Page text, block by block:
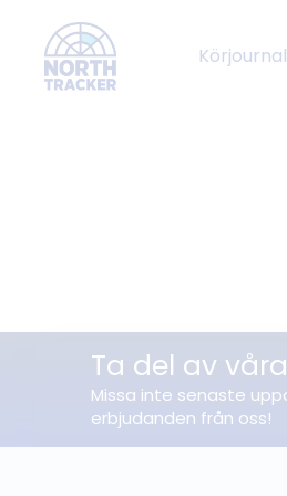
Körjournal
Ta del av
Missa inte senaste
erbjudanden från oss!